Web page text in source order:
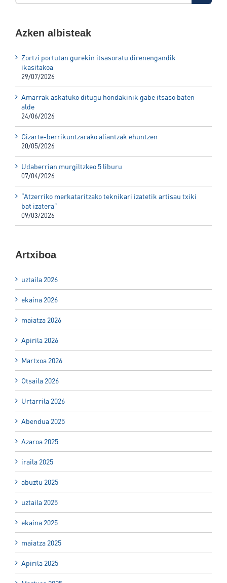
Azken albisteak
Zortzi portutan gurekin itsasoratu direnengandik
ikasitakoa
29/07/2026
Amarrak askatuko ditugu hondakinik gabe itsaso baten
alde
24/06/2026
Gizarte-berrikuntzarako aliantzak ehuntzen
20/05/2026
Udaberrian murgiltzkeo 5 liburu
07/04/2026
“Atzerriko merkataritzako teknikari izatetik artisau txiki
bat izatera”
09/03/2026
Artxiboa
uztaila 2026
ekaina 2026
maiatza 2026
Apirila 2026
Martxoa 2026
Otsaila 2026
Urtarrila 2026
Abendua 2025
Azaroa 2025
iraila 2025
abuztu 2025
uztaila 2025
ekaina 2025
maiatza 2025
Apirila 2025